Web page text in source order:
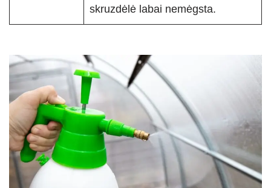
skruzdėlė labai nemėgsta.